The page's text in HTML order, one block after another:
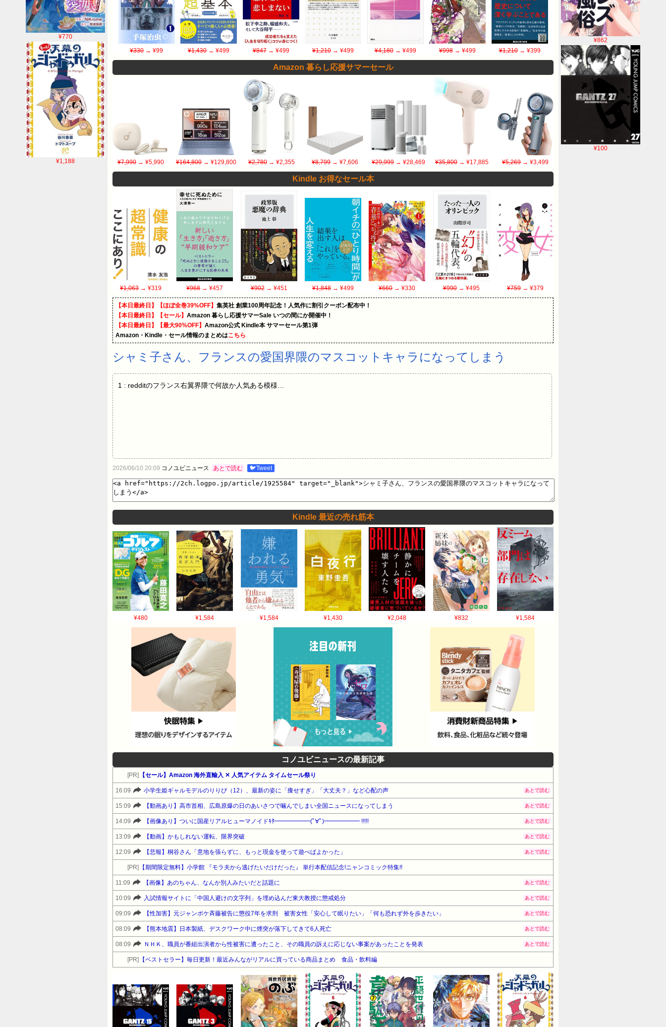
¥862
¥100
¥770
¥1,188
¥330 → ¥99 ¥1,430 → ¥499 ¥847→ ¥499 ¥1,210 → ¥499 ¥4,180→ ¥499 ¥998 → ¥499 ¥1,210→ ¥399
Amazon 暮らし応援サマーセール
¥7,990 → ¥5,990 ¥164,800 → ¥129,800 ¥2,780 → ¥2,355 ¥8,799 → ¥7,606 ¥29,999 → ¥28,469 ¥35,800 → ¥17,885 ¥5,269 → ¥3,499
Kindle お得なセール本
¥1,063 → ¥319 ¥968→ ¥457 ¥902→ ¥451 ¥1,848→ ¥499 ¥660→ ¥330 ¥990→ ¥495 ¥759→ ¥379
【本日最終日】【ほぼ全巻39%OFF】 集英社 創業100周年記念！人気作に割引クーポン配布中！
【本日最終日】【セール】 Amazon 暮らし応援サマーSale いつの間にか開催中！
【本日最終日】【最大90%OFF】 Amazon公式 Kindle本 サマーセール第1弾
Amazon・Kindle・セール情報のまとめはこちら
シャミ子さん、フランスの愛国界隈のマスコットキャラになってしまう
1 : redditのフランス右翼界隈で何故か人気ある模様…
2026/06/10 20:09 コノユビニュース あとで読む 🐦Tweet
Kindle 最近の売れ筋本
¥480 ¥1,584 ¥1,584 ¥1,430 ¥2,048 ¥832 ¥1,584
コノユビニュースの最新記事
[PR] 【セール】Amazon 海外直輸入 ✕ 人気アイテム タイムセール祭り
16:09 小学生姫ギャルモデルのりりぴ（12）、最新の姿に「痩せすぎ」「大丈夫？」など心配の声 あとで読む
15:09 【動画あり】高市首相、広島原爆の日のあいさつで噛んでしまい全国ニュースになってしまう あとで読む
14:09 【画像あり】ついに国産リアルヒューマノイドｷﾀ━━━━━━(ﾟ∀ﾟ)━━━━━━ !!!!! あとで読む
13:09 【動画】かもしれない運転、限界突破 あとで読む
12:09 【悲報】桐谷さん「意地を張らずに、もっと現金を使って遊べばよかった」 あとで読む
[PR] 【期間限定無料】小学館 『モラ夫から逃げたいだけだった』 単行本配信記念!ニャンコミック特集!!
11:09 【画像】あのちゃん、なんか別人みたいだと話題に あとで読む
10:09 入試情報サイトに「中国人避けの文字列」を埋め込んだ東大教授に懲戒処分 あとで読む
09:09 【性加害】元ジャンポケ斉藤被告に懲役7年を求刑 被害女性「安心して眠りたい」「何も恐れず外を歩きたい」 あとで読む
08:09 【熊本地震】日本製紙、デスクワーク中に煙突が落下してきて6人死亡 あとで読む
08:09 ＮＨＫ、職員が番組出演者から性被害に遭ったこと、その職員の訴えに応じない事案があったことを発表 あとで読む
[PR] 【ベストセラー】毎日更新！最近みんながリアルに買っている商品まとめ 食品・飲料編